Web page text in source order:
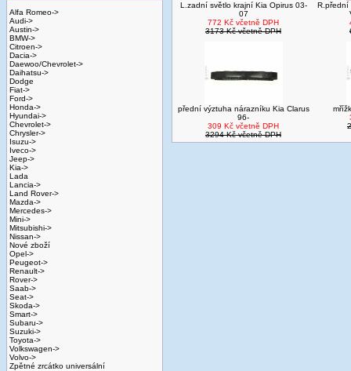
Alfa Romeo->
Audi->
Austin->
BMW->
Citroen->
Dacia->
Daewoo/Chevrolet->
Daihatsu->
Dodge
Fiat->
Ford->
Honda->
Hyundai->
Chevrolet->
Chrysler->
Isuzu->
Iveco->
Jeep->
Kia->
Lada
Lancia->
Land Rover->
Mazda->
Mercedes->
Mini->
Mitsubishi->
Nissan->
Nové zboží
Opel->
Peugeot->
Renault->
Rover->
Saab->
Seat->
Skoda->
Smart->
Subaru->
Suzuki->
Toyota->
Volkswagen->
Volvo->
Zpětné zrcátko universální
L.zadní světlo krajní Kia Opirus 03-
07
772 Kč včetně DPH
3173 Kč včetně DPH
R.přední
přední výztuha nárazníku Kia Clarus
96-
309 Kč včetně DPH
3294 Kč včetně DPH